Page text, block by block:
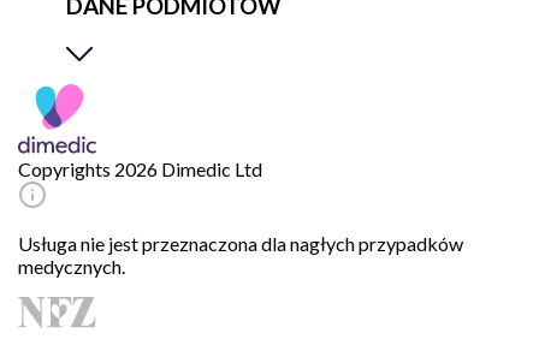
DANE PODMIOTÓW
Copyrights 2026 Dimedic Ltd
Usługa nie jest przeznaczona dla nagłych przypadków
medycznych.